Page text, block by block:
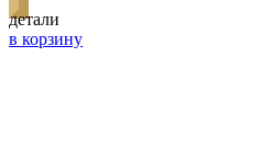
детали
в корзину